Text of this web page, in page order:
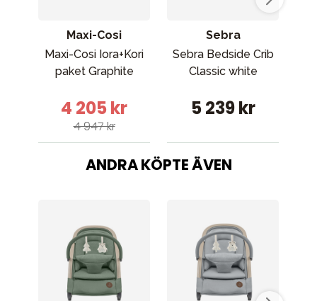
Maxi-Cosi
Maxi-Cosi Iora+Kori
paket Graphite
4 205 kr
4 947 kr
Sebra
Sebra Bedside Crib
Classic white
5 239 kr
ANDRA KÖPTE ÄVEN